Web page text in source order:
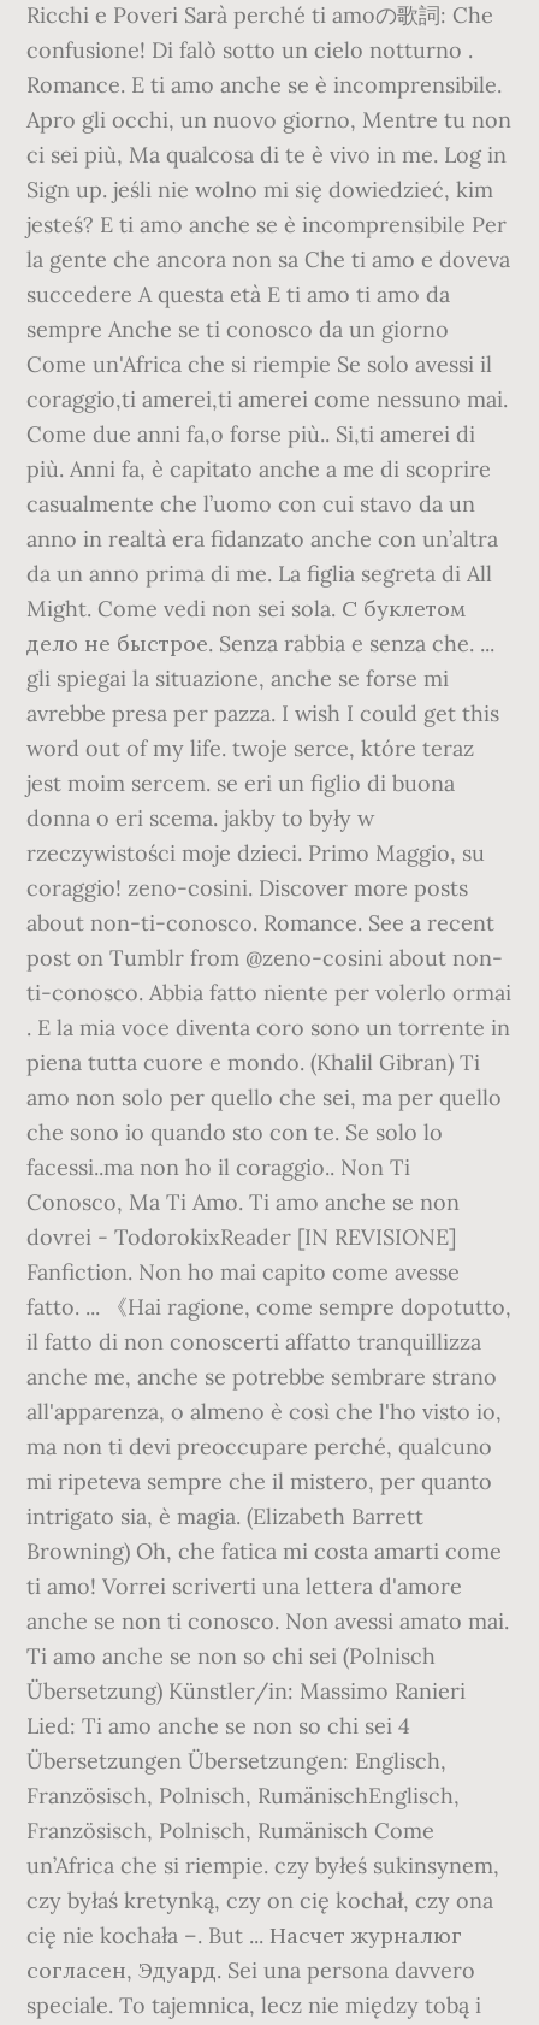
Ricchi e Poveri Sarà perché ti amoの歌詞: Che
confusione! Di falò sotto un cielo notturno .
Romance. E ti amo anche se è incomprensibile.
Apro gli occhi, un nuovo giorno, Mentre tu non
ci sei più, Ma qualcosa di te è vivo in me. Log in
Sign up. jeśli nie wolno mi się dowiedzieć, kim
jesteś? E ti amo anche se è incomprensibile Per
la gente che ancora non sa Che ti amo e doveva
succedere A questa età E ti amo ti amo da
sempre Anche se ti conosco da un giorno
Come un'Africa che si riempie Se solo avessi il
coraggio,ti amerei,ti amerei come nessuno mai.
Come due anni fa,o forse più.. Si,ti amerei di
più. Anni fa, è capitato anche a me di scoprire
casualmente che l’uomo con cui stavo da un
anno in realtà era fidanzato anche con un’altra
da un anno prima di me. La figlia segreta di All
Might. Come vedi non sei sola. С буклетом
дело не быстрое. Senza rabbia e senza che. ...
gli spiegai la situazione, anche se forse mi
avrebbe presa per pazza. I wish I could get this
word out of my life. twoje serce, które teraz
jest moim sercem. se eri un figlio di buona
donna o eri scema. jakby to były w
rzeczywistości moje dzieci. Primo Maggio, su
coraggio! zeno-cosini. Discover more posts
about non-ti-conosco. Romance. See a recent
post on Tumblr from @zeno-cosini about non-
ti-conosco. Abbia fatto niente per volerlo ormai
. E la mia voce diventa coro sono un torrente in
piena tutta cuore e mondo. (Khalil Gibran) Ti
amo non solo per quello che sei, ma per quello
che sono io quando sto con te. Se solo lo
facessi..ma non ho il coraggio.. Non Ti
Conosco, Ma Ti Amo. Ti amo anche se non
dovrei - TodorokixReader [IN REVISIONE]
Fanfiction. Non ho mai capito come avesse
fatto. ... 《Hai ragione, come sempre dopotutto,
il fatto di non conoscerti affatto tranquillizza
anche me, anche se potrebbe sembrare strano
all'apparenza, o almeno è così che l'ho visto io,
ma non ti devi preoccupare perché, qualcuno
mi ripeteva sempre che il mistero, per quanto
intrigato sia, è magia. (Elizabeth Barrett
Browning) Oh, che fatica mi costa amarti come
ti amo! Vorrei scriverti una lettera d'amore
anche se non ti conosco. Non avessi amato mai.
Ti amo anche se non so chi sei (Polnisch
Übersetzung) Künstler/in: Massimo Ranieri
Lied: Ti amo anche se non so chi sei 4
Übersetzungen Übersetzungen: Englisch,
Französisch, Polnisch, RumänischEnglisch,
Französisch, Polnisch, Rumänisch Come
un’Africa che si riempie. czy byłeś sukinsynem,
czy byłaś kretynką, czy on cię kochał, czy ona
cię nie kochała –. But ... Насчет журналюг
согласен, Эдуард. Sei una persona davvero
speciale. To tajemnica, lecz nie między tobą i